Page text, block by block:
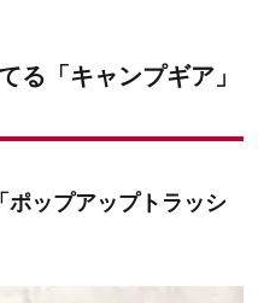
る「キャンプギア」
ポップアップトラッシ